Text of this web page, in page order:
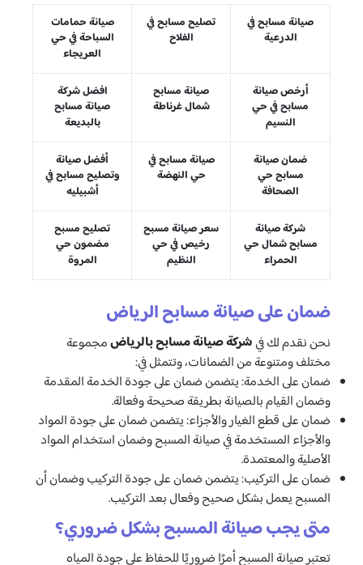
صيانة مسابح في
الدرعية
تصليح مسابح في
الفلاح
صيانة حمامات
السباحة في حي
العريجاء
أرخص صيانة
مسابح في حي
النسيم
صيانة مسابح
شمال غرناطة
افضل شركة
صيانة مسابح
بالبديعة
ضمان صيانة
مسابح حي
الصحافة
صيانة مسابح في
حي النهضة
أفضل صيانة
وتصليح مسابح في
أشبيليه
شركة صيانة
مسابح شمال حي
الحمراء
سعر صيانة مسبح
رخيص في حي
النظيم
تصليح مسبح
مضمون حي
المروة
ضمان على صيانة مسابح الرياض
نحن نقدم لك فيشركة صيانة مسابح بالرياضمجموعة
مختلف ومتنوعة من الضمانات، وتتمثل في:
ضمان على الخدمة: يتضمن ضمان على جودة الخدمة المقدمة
وضمان القيام بالصيانة بطريقة صحيحة وفعالة.
ضمان على قطع الغيار والأجزاء: يتضمن ضمان على جودة المواد
والأجزاء المستخدمة في صيانة المسبح وضمان استخدام المواد
الأصلية والمعتمدة.
ضمان على التركيب: يتضمن ضمان على جودة التركيب وضمان أن
المسبح يعمل بشكل صحيح وفعال بعد التركيب.
متى يجب صيانة المسبح بشكل ضروري؟
تعتبر صيانة المسبح أمرًا ضروريًا للحفاظ على جودة المياه